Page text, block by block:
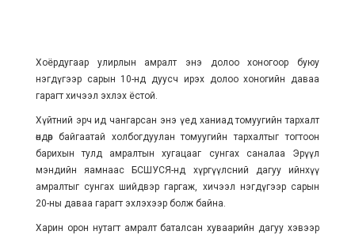
Хоёрдугаар улирлын амралт энэ долоо хоногоор буюу
нэгдүгээр сарын 10-нд дуусч ирэх долоо хоногийн даваа
гарагт хичээл эхлэх ёстой.
Хүйтний эрч ид чангарсан энэ үед ханиад томуугийн тархалт
өндөр байгаатай холбогдуулан томуугийн тархалтыг тогтоон
барихын тулд амралтын хугацааг сунгах саналаа Эрүүл
мэндийн яамнаас БСШУСЯ-нд хүргүүлсний дагуу ийнхүү
амралтыг сунгах шийдвэр гаргаж, хичээл нэгдүгээр сарын
20-ны даваа гарагт эхлэхээр болж байна.
Харин орон нутагт амралт баталсан хуваарийн дагуу хэвээр